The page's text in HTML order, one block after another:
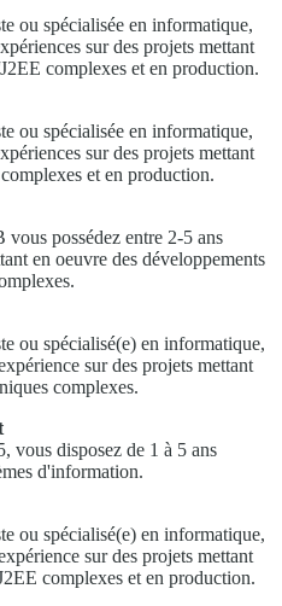
ou spécialisée en informatique,
sur des projets mettant
complexes et en production.
ou spécialisée en informatique,
sur des projets mettant
et en production.
possédez entre 2-5 ans
en oeuvre des développements
ou spécialisé(e) en informatique,
sur des projets mettant
complexes.
vous disposez de 1 à 5 ans
d'information.
ou spécialisé(e) en informatique,
sur des projets mettant
complexes et en production.